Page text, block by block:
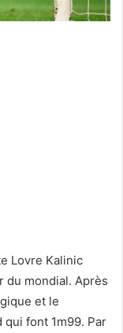
Lovre Kalinic
du mondial. Après
et le
font 1m99. Par